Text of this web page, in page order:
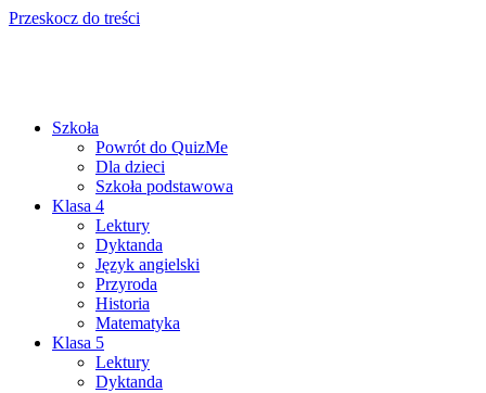
Przeskocz do treści
Szkoła
Powrót do QuizMe
Dla dzieci
Szkoła podstawowa
Klasa 4
Lektury
Dyktanda
Język angielski
Przyroda
Historia
Matematyka
Klasa 5
Lektury
Dyktanda